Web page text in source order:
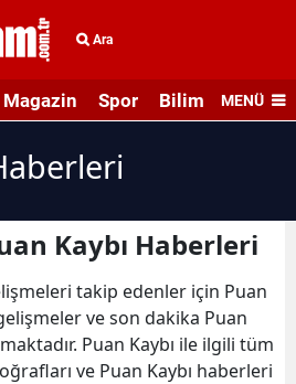
Ara
Magazin Spor Bilim veMENÜ
Kaybı Haberleri
takip edenler için Puan
ve son dakika Puan
Puan Kaybı ile ilgili tüm
ve Puan Kaybı haberleri